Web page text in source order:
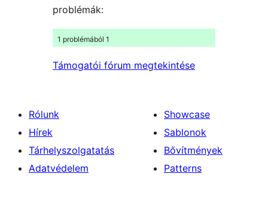
problémák:
1 problémából 1
Támogatói fórum megtekintése
Rólunk
Hírek
Tárhelyszolgatatás
Adatvédelem
Showcase
Sablonok
Bővítmények
Patterns